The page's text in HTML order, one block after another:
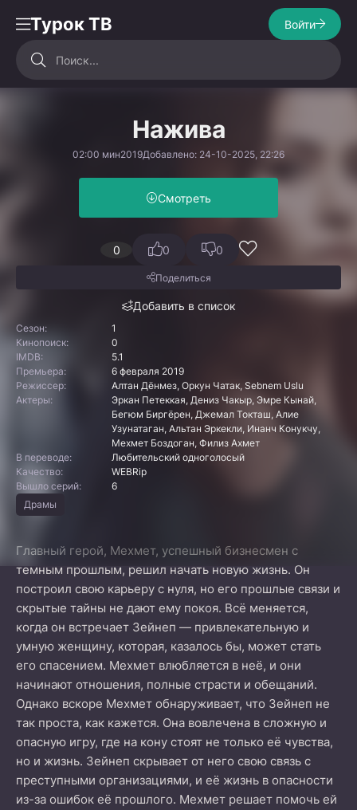
Турок ТВ Войти
Нажива
02:00 мин2019Добавлено: 24-10-2025, 22:26
Смотреть
0
Добавить в список
0 0
Поделиться
Сезон:
1
Кинопоиск:
0
IMDB:
5.1
Премьера:
6 февраля 2019
Режиссер:
Алтан Дёнмез, Оркун Чатак, Sebnem Uslu
Актеры:
Эркан Петеккая, Дениз Чакыр, Эмре Кынай,
Бегюм Биргёрен, Джемал Токташ, Алие
Узунатаган, Альтан Эркекли, Инанч Конукчу,
Мехмет Боздоган, Филиз Ахмет
В переводе:
Любительский одноголосый
Качество:
WEBRip
Вышло серий:
6
Драмы
Главный герой, Мехмет, успешный бизнесмен с
темным прошлым, решил начать новую жизнь. Он
построил свою карьеру с нуля, но его прошлые связи и
скрытые тайны не дают ему покоя. Всё меняется,
когда он встречает Зейнеп — привлекательную и
умную женщину, которая, казалось бы, может стать
его спасением. Мехмет влюбляется в неё, и они
начинают отношения, полные страсти и обещаний.
Однако вскоре Мехмет обнаруживает, что Зейнеп не
так проста, как кажется. Она вовлечена в сложную и
опасную игру, где на кону стоят не только её чувства,
но и жизнь. Зейнеп скрывает от него свою связь с
преступными организациями, и её жизнь в опасности
из-за ошибок её прошлого. Мехмет решает помочь ей